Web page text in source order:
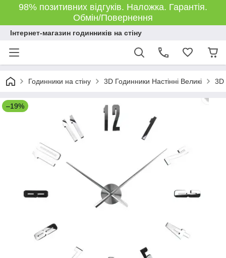
98% позитивних відгуків. Наложка. Гарантія.
Обмін/Повернення
Інтернет-магазин годинників на стіну
Годинники на стіну 3D Годинники Настінні Великі 3D
–19%